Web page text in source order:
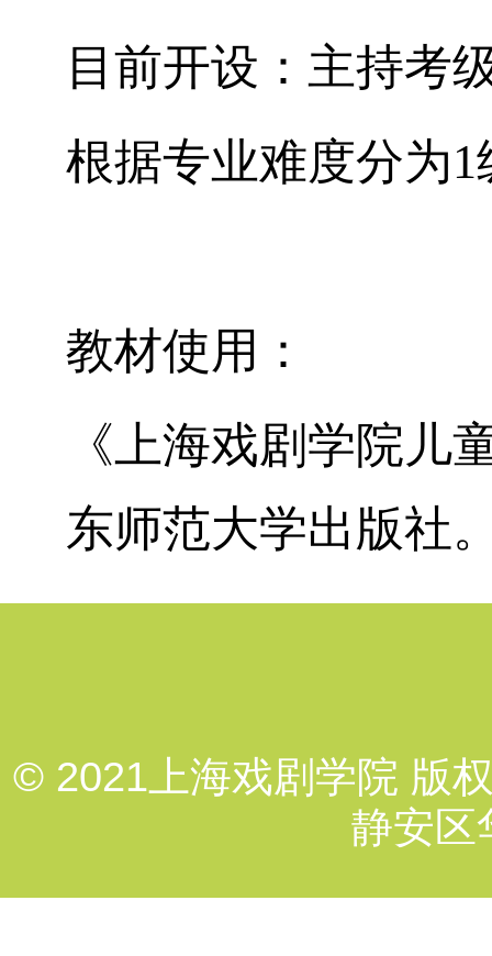
目前开设：主持考
根据专业难度分为
教材使用：
《上海戏剧学院儿
东师范大学出版社
© 2021上海戏剧学院 版
静安区